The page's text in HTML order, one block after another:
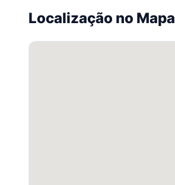
Localização no Mapa